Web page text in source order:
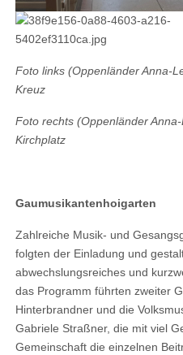
Foto links (Oppenländer Anna-
Foto rechts (Oppenländer
Kirchplatz
Gaumusikantenhoigarten
Zahlreiche Musik- und
folgten der Einladung und
abwechslungsreiches und
das Programm führten zweiter
Hinterbrandner und die
Gabriele Straßner, die mit viel
Gemeinschaft die einzelnen